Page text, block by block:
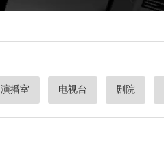
演播室 电视台 剧院